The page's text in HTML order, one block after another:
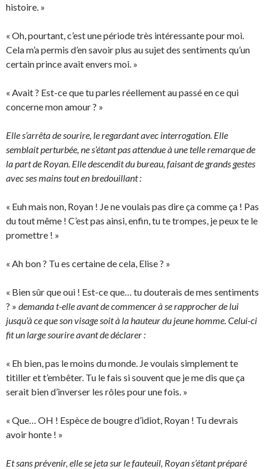
histoire. »
« Oh, pourtant, c’est une période très intéressante pour moi.
Cela m’a permis d’en savoir plus au sujet des sentiments qu’un
certain prince avait envers moi. »
« Avait ? Est-ce que tu parles réellement au passé en ce qui
concerne mon amour ? »
Elle s’arrêta de sourire, le regardant avec interrogation. Elle
semblait perturbée, ne s’étant pas attendue à une telle remarque de
la part de Royan. Elle descendit du bureau, faisant de grands gestes
avec ses mains tout en bredouillant :
« Euh mais non, Royan ! Je ne voulais pas dire ça comme ça ! Pas
du tout même ! C’est pas ainsi, enfin, tu te trompes, je peux te le
promettre ! »
« Ah bon ? Tu es certaine de cela, Elise ? »
« Bien sûr que oui ! Est-ce que… tu douterais de mes sentiments
? » demanda t-elle avant de commencer à se rapprocher de lui
jusqu’à ce que son visage soit à la hauteur du jeune homme. Celui-ci
fit un large sourire avant de déclarer :
« Eh bien, pas le moins du monde. Je voulais simplement te
titiller et t’embêter. Tu le fais si souvent que je me dis que ça
serait bien d’inverser les rôles pour une fois. »
« Que… OH ! Espèce de bougre d’idiot, Royan ! Tu devrais
avoir honte ! »
Et sans prévenir, elle se jeta sur le fauteuil, Royan s’étant préparé